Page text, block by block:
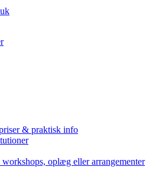
& praktisk info
oplæg eller arrangementer